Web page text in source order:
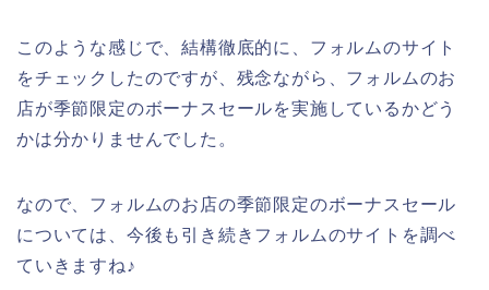
このような感じで、結構徹底的に、フォルムのサイト
をチェックしたのですが、残念ながら、フォルムのお
店が季節限定のボーナスセールを実施しているかどう
かは分かりませんでした。
なので、フォルムのお店の季節限定のボーナスセール
については、今後も引き続きフォルムのサイトを調べ
ていきますね♪